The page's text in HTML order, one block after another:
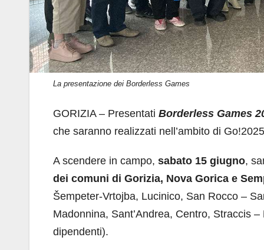
La presentazione dei Borderless Games
GORIZIA – Presentati Borderless Games
che saranno realizzati nell’ambito di
A scendere in campo, sabato 15 giugno,
dei comuni di Gorizia, Nova Gorica e
Šempeter-Vrtojba, Lucinico, San Rocco –
Madonnina, Sant’Andrea, Centro, Straccis
dipendenti).